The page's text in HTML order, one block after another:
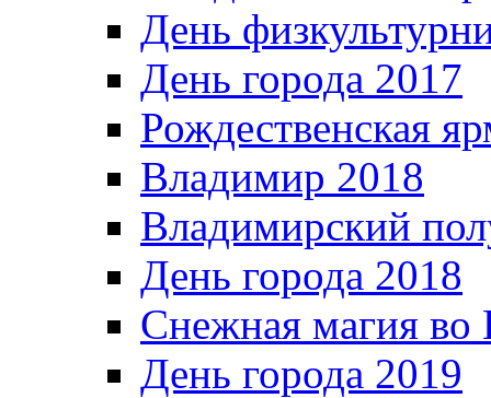
День
День города 2017
Рождественская
Владимир 2018
Владимирский
День города 2018
Снежная магия во
День города 2019